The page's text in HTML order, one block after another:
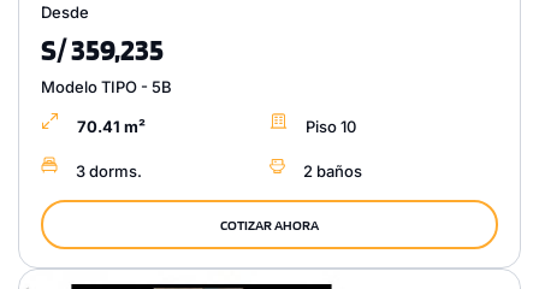
Desde
S/ 359,235
Modelo TIPO - 5B
70.41 m² Piso 10
3 dorms. 2 baños
COTIZAR AHORA